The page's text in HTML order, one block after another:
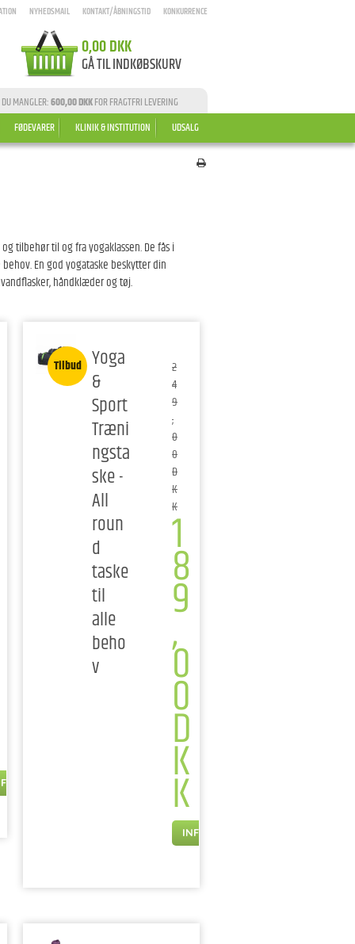
NYHEDSMAIL KONTAKT/ÅBNINGSTID KONKURRENCE
0,00 DKK
GÅ TIL INDKØBSKURV
MANGLER:600,00 DKKFOR FRAGTFRI LEVERING
FØDEVARER KLINIK & INSTITUTION UDSALG
tilbehør til og fra yogaklassen. De fås i
En god yogataske beskytter din
håndklæder og tøj.
Tilbud Yoga
&
Sport
Træni
ngsta
ske -
All
roun
d
taske
til
alle
beho
v
2
4
9
,
0
0
D
K
K
1
8
9
,
0
0
D
K
K
INFO